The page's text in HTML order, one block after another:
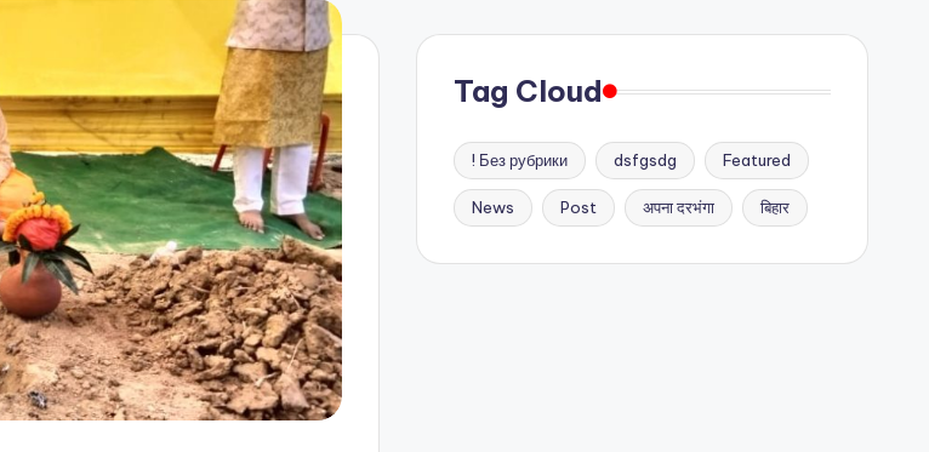
Tag Cloud
! Без рубрики dsfgsdg Featured
News Post अपना दरभंगा बिहार